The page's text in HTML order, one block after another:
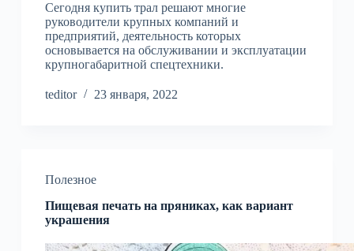
Сегодня купить трал решают многие
руководители крупных компаний и
предприятий, деятельность которых
основывается на обслуживании и эксплуатации
крупногабаритной спецтехники.
teditor 23 января, 2022
Полезное
Пищевая печать на пряниках, как вариант
украшения